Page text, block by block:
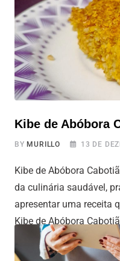
de especiarias e perfil
trazemos a tradição
Kibe de Abóbora
BYMURILLO 13 DE
Kibe de Abóbora
da culinária saudável,
apresentar uma receita
Kibe de Abóbora
vegetariana do clássico
abóbora cabotiã com a